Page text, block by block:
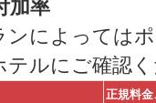
加率
によっては
ルにご確認く
正規料